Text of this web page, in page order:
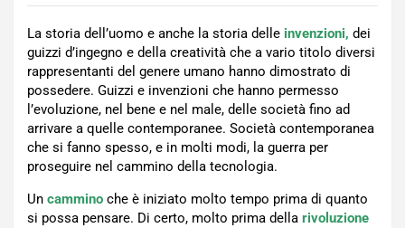
La storia dell’uomo e anche la storia delle invenzioni, dei
guizzi d’ingegno e della creatività che a vario titolo diversi
rappresentanti del genere umano hanno dimostrato di
possedere. Guizzi e invenzioni che hanno permesso
l’evoluzione, nel bene e nel male, delle società fino ad
arrivare a quelle contemporanee. Società contemporanea
che si fanno spesso, e in molti modi, la guerra per
proseguire nel cammino della tecnologia.
Un cammino che è iniziato molto tempo prima di quanto
si possa pensare. Di certo, molto prima della rivoluzione